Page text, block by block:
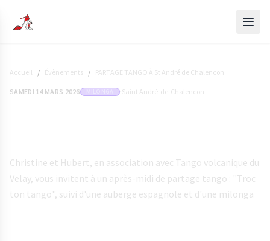
Accueil / Évènements / PARTAGE TANGO À St André de Chalencon
SAMEDI 14 MARS 2026 ·Saint André-de-Chalencon
Christine et Hubert, en association avec Tango volcanique du
Velay, vous invitent à un après-midi de partage tango : "Troc
ton tango", suivi d'une auberge espagnole et d'une milonga